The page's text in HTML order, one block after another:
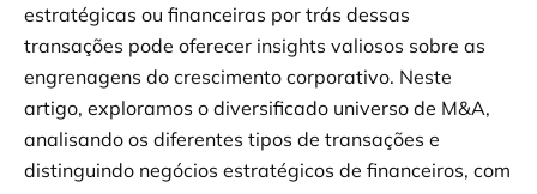
estratégicas ou financeiras por trás dessas
transações pode oferecer insights valiosos sobre as
engrenagens do crescimento corporativo. Neste
artigo, exploramos o diversificado universo de M&A,
analisando os diferentes tipos de transações e
distinguindo negócios estratégicos de financeiros, com